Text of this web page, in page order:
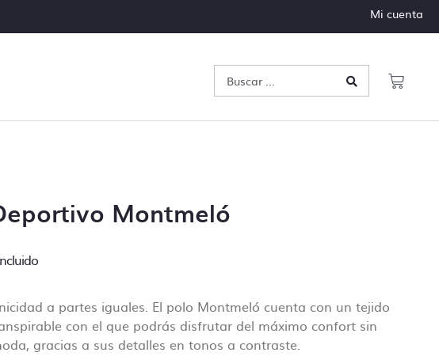
Mi cuenta
Montmeló
a partes iguales. El polo Montmeló cuenta con un tejido
con el que podrás disfrutar del máximo confort sin
gracias a sus detalles en tonos a contraste.